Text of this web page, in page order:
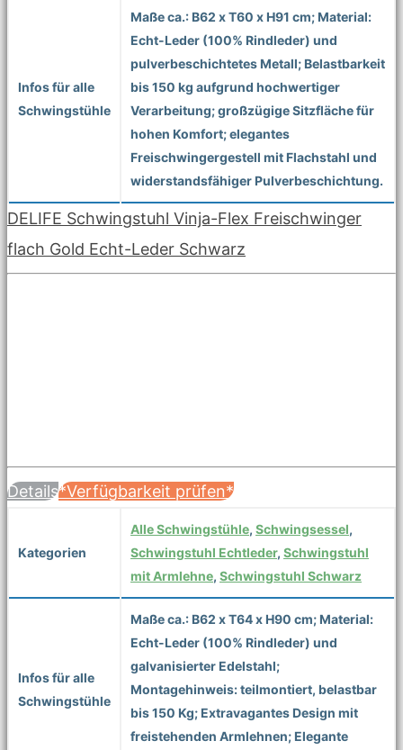
Infos für alle
Schwingstühle
Maße ca.: B62 x T60 x H91 cm; Material:
Echt-Leder (100% Rindleder) und
pulverbeschichtetes Metall; Belastbarkeit
bis 150 kg aufgrund hochwertiger
Verarbeitung; großzügige Sitzfläche für
hohen Komfort; elegantes
Freischwingergestell mit Flachstahl und
widerstandsfähiger Pulverbeschichtung.
DELIFE Schwingstuhl Vinja-Flex Freischwinger
flach Gold Echt-Leder Schwarz
Details*Verfügbarkeit prüfen*
Kategorien
Alle Schwingstühle, Schwingsessel,
Schwingstuhl Echtleder, Schwingstuhl
mit Armlehne, Schwingstuhl Schwarz
Infos für alle
Schwingstühle
Maße ca.: B62 x T64 x H90 cm; Material:
Echt-Leder (100% Rindleder) und
galvanisierter Edelstahl;
Montagehinweis: teilmontiert, belastbar
bis 150 Kg; Extravagantes Design mit
freistehenden Armlehnen; Elegante